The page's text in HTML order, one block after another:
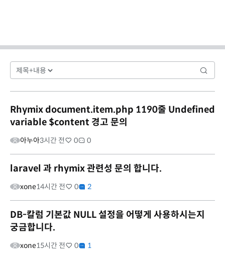
Rhymix document.item.php 1190줄 Undefined
variable $content 경고 문의
아누아3시간 전 0 0
laravel 과 rhymix 관련성 문의 합니다.
xone14시간 전 0 2
DB-칼럼 기본값 NULL 설정을 어떻게 사용하시는지
궁금합니다.
xone15시간 전 0 1